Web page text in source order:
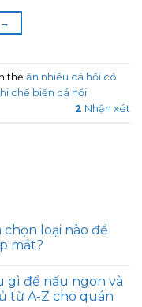
→
thẻ ăn nhiều cá hồi có
chế biến cá hồi
2 Nhận xét
chọn loại nào để
mắt?
gì để nấu ngon và
từ A-Z cho quán